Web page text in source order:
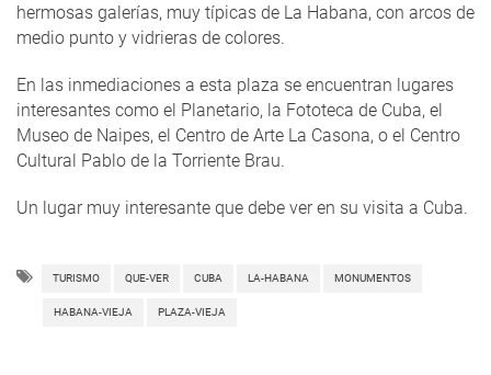
hermosas galerías, muy típicas de La Habana, con arcos de
medio punto y vidrieras de colores.
En las inmediaciones a esta plaza se encuentran lugares
interesantes como el Planetario, la Fototeca de Cuba, el
Museo de Naipes, el Centro de Arte La Casona, o el Centro
Cultural Pablo de la Torriente Brau.
Un lugar muy interesante que debe ver en su visita a Cuba.
TURISMO QUE-VER CUBA LA-HABANA MONUMENTOS
HABANA-VIEJA PLAZA-VIEJA